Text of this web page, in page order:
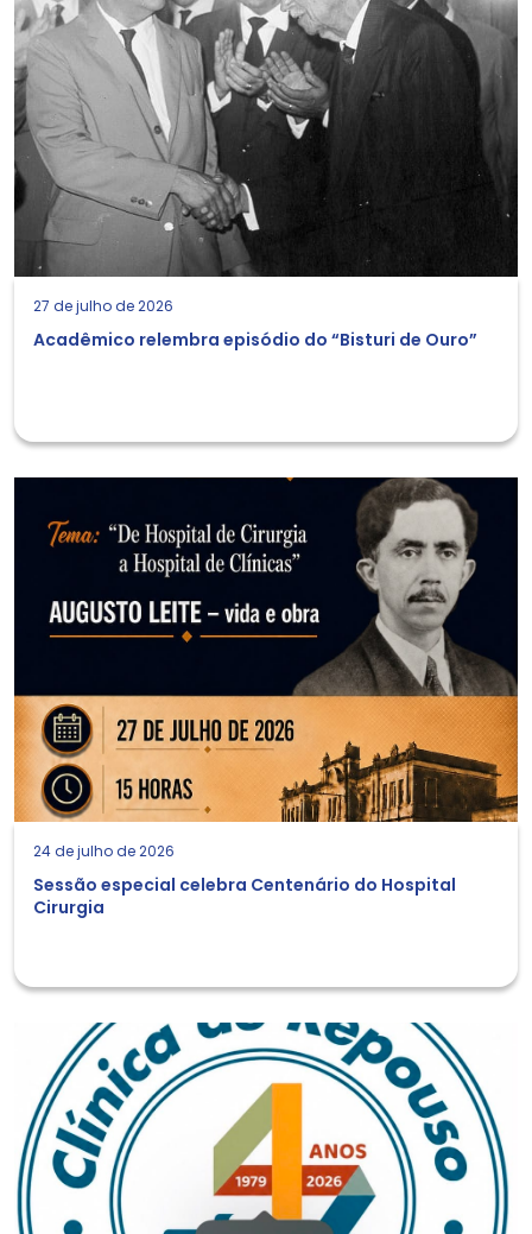
27 de julho de 2026
Acadêmico relembra episódio do “Bisturi de Ouro”
24 de julho de 2026
Sessão especial celebra Centenário do Hospital
Cirurgia